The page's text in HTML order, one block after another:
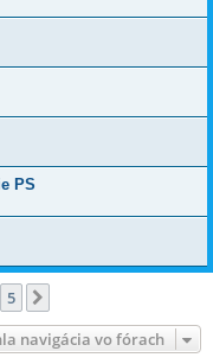
PS
5
navigácia vo fórach